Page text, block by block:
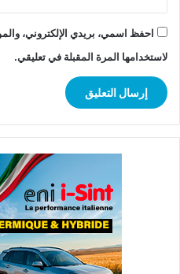
احفظ اسمي، بريدي الإلكتروني،
لاستخدامها المرة المقبلة في تعليقي.